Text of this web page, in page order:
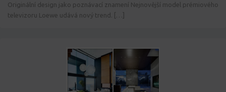
Originální design jako poznávací znamení Nejnovější model prémiového
televizoru Loewe udává nový trend. […]